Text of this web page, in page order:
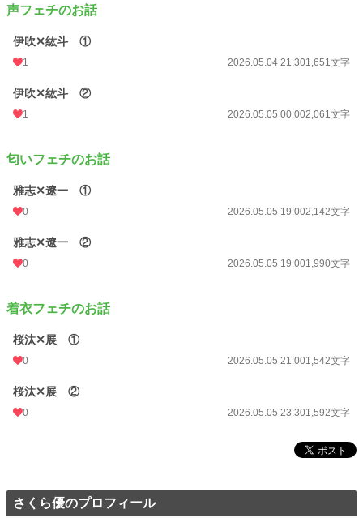
年間ポイント 9,496 pt (32,333 位)
累計ポイント 9,608 pt (98,340 位)
声フェチのお話
伊吹✕紘斗 ①
1 2026.05.04 21:301,651文字
伊吹✕紘斗 ②
1 2026.05.05 00:002,061文字
匂いフェチのお話
雅志✕遼一 ①
0 2026.05.05 19:002,142文字
雅志✕遼一 ②
0 2026.05.05 19:001,990文字
着衣フェチのお話
桜汰✕展 ①
0 2026.05.05 21:001,542文字
桜汰✕展 ②
0 2026.05.05 23:301,592文字
さくら優のプロフィール